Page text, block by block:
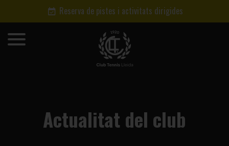
Reserva de pistes i activitats dirigides
Actualitat del club